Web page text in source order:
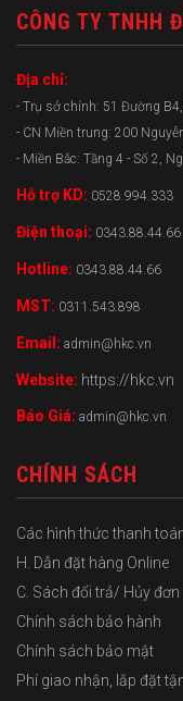
CÔNG TY TNHH
Địa chỉ:
- Trụ sở chính: 51 Đường
- CN Miền trung: 200
- Miền Bắc: Tầng 4 - Số 2,
Hỗ trợ KD: 0528.994.333
Điện thoại: 0343.88.44.66
Hotline: 0343.88.44.66
MST: 0311.543.898
Email: admin@hkc.vn
Website: https://hkc.vn
Báo Giá: admin@hkc.vn
CHÍNH SÁCH
Các hình thức thanh
H. Dẫn đặt hàng Online
C. Sách đổi trả/ Hủy đơn
Chính sách bảo hành
Chính sách bảo mật
Phí giao nhận, lắp đặt